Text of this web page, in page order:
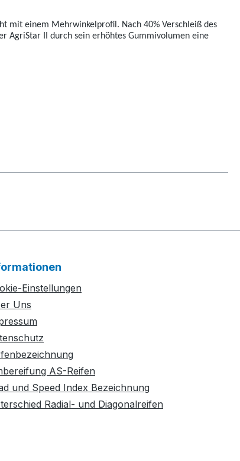
mit einem Mehrwinkelprofil. Nach 40% Verschleiß des
AgriStar II durch sein erhöhtes Gummivolumen eine
Einstellungen
Uns
AS-Reifen
und Speed Index Bezeichnung
Radial- und Diagonalreifen